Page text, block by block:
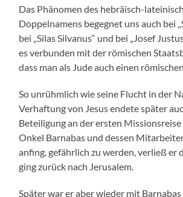
Das Phänomen des hebräisch-
Doppelnamens begegnet uns auch bei
bei „Silas Silvanus“ und bei „Josef
es verbunden mit der römischen
dass man als Jude auch einen
So unrühmlich wie seine Flucht in der
Verhaftung von Jesus endete später
Beteiligung an der ersten
Onkel Barnabas und dessen
anfing, gefährlich zu werden, verließ er
ging zurück nach Jerusalem.
Später war er aber wieder mit